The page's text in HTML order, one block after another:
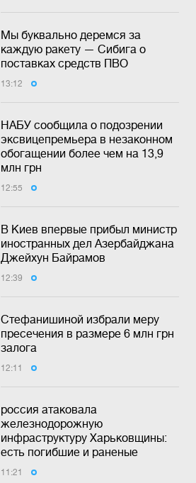
Мы буквально деремся за
каждую ракету — Сибига о
поставках средств ПВО
13:12
НАБУ сообщила о подозрении
эксвицепремьера в незаконном
обогащении более чем на 13,9
млн грн
12:55
В Киев впервые прибыл министр
иностранных дел Азербайджана
Джейхун Байрамов
12:39
Стефанишиной избрали меру
пресечения в размере 6 млн грн
залога
12:11
россия атаковала
железнодорожную
инфраструктуру Харьковщины:
есть погибшие и раненые
11:21